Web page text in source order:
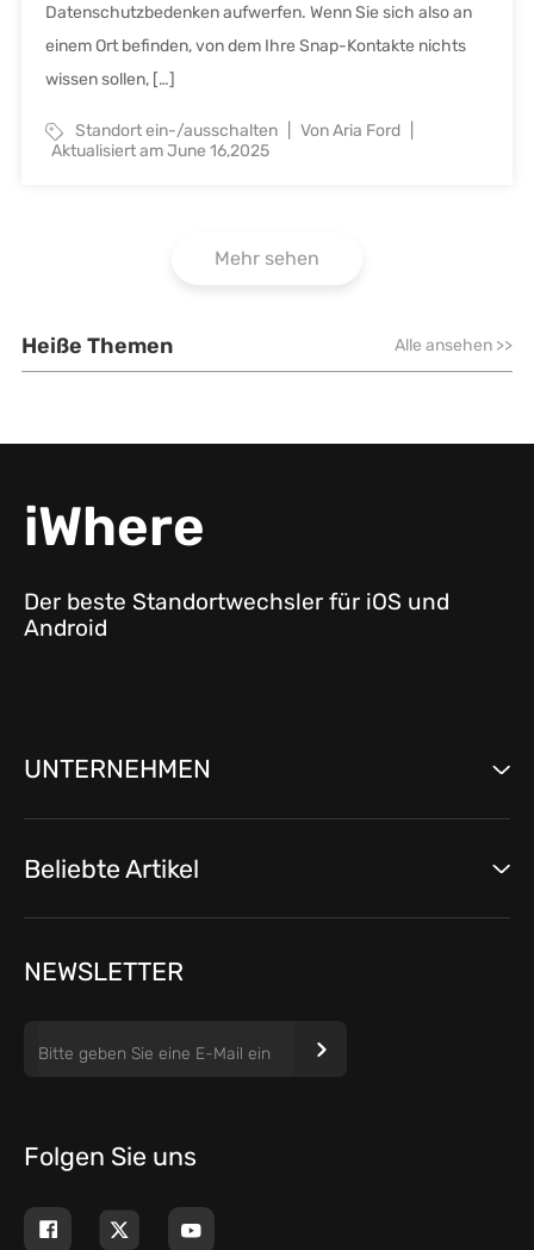
Datenschutzbedenken aufwerfen. Wenn Sie sich also an
einem Ort befinden, von dem Ihre Snap-Kontakte nichts
wissen sollen, […]
Standort ein-/ausschalten
Von Aria Ford
Aktualisiert am June 16,2025
Mehr sehen
Heiße Themen Alle ansehen >>
iWhere
Der beste Standortwechsler für iOS und
Android
UNTERNEHMEN
Beliebte Artikel
NEWSLETTER
Folgen Sie uns